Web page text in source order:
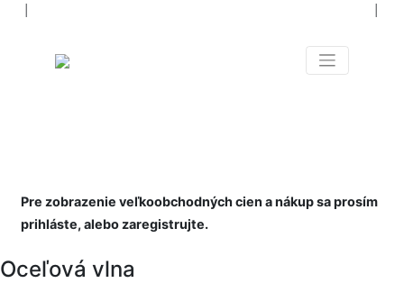
Pre zobrazenie veľkoobchodných cien a nákup sa prosím
prihláste, alebo zaregistrujte.
Oceľová vlna